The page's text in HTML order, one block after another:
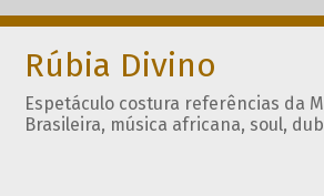
Rúbia Divino
Espetáculo costura referências da
Brasileira, música africana, soul,